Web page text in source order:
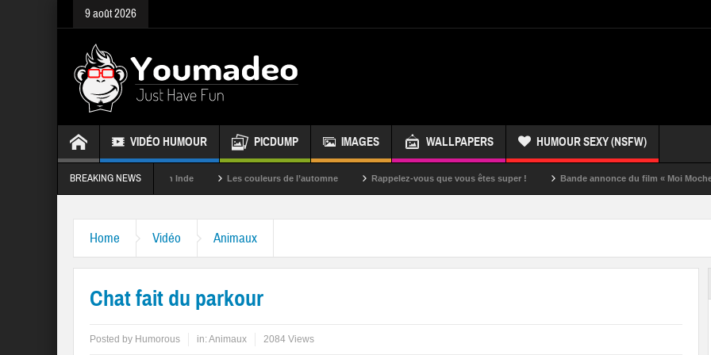
9 août 2026
VIDÉO HUMOUR PICDUMP IMAGES WALLPAPERS HUMOUR SEXY (NSFW)
BREAKING NEWS
La fête des couleurs en Inde Les couleurs de l’automne Rappelez-vous que vous êtes super ! Bande annonce du film « Moi Moche et
Home Vidéo Animaux
Chat fait du parkour
Posted by Humorous in:Animaux 2084 Views